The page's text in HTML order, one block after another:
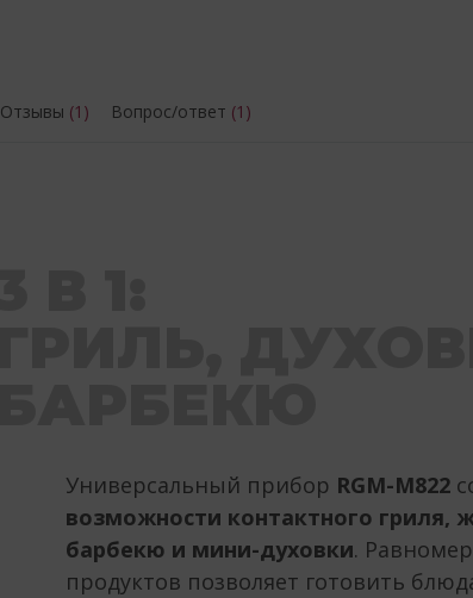
Отзывы (1) Вопрос/ответ (1)
Универсальный прибор RGM-M822
возможности контактного гриля,
барбекю и мини-духовки.
продуктов позволяет готовить